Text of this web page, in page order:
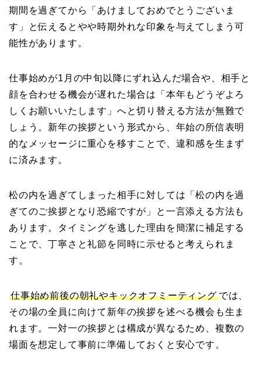
期間を過ぎてから「あけましておめでとうございま
す」と伝えるとやや時期外れな印象を与えてしまう可
能性があります。
仕事始めが1月の中旬以降にずれ込んだ場合や、相手と
顔を合わせる機会が遅れた場合は「本年もどうぞよろ
しくお願いいたします」へと切り替える方法が無難で
しょう。新年の挨拶という形式から、年始の所信表明
的なメッセージに重心を移すことで、違和感を生まず
に済みます。
松の内を過ぎてしまった相手に対しては「松の内を過
ぎてのご挨拶となり恐縮ですが」と一言添える方法も
あります。タイミングを逃した理由を簡潔に補足する
ことで、丁寧さと礼節を同時に示せると考えられま
す。
仕事始め前後の朝礼やキックオフミーティングでは、
その場の全員に向けて新年の挨拶を述べる機会も生ま
れます。一対一の挨拶とは構成が異なるため、複数の
場面を想定して事前に準備しておくと安心です。